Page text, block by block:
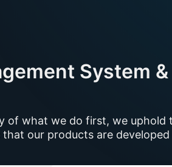
System
of what we do first, we uphold
our products are